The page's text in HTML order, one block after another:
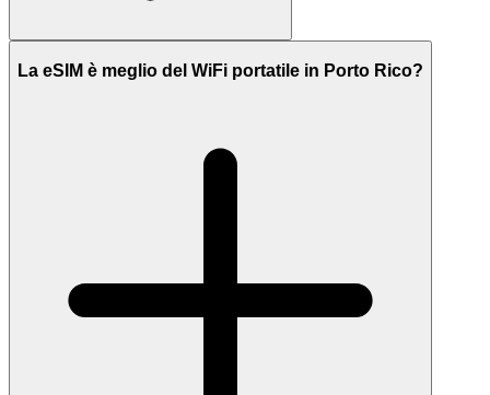
La eSIM è meglio del WiFi portatile in Porto Rico?